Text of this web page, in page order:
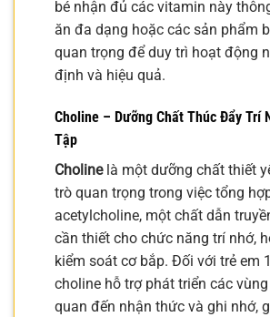
bé nhận đủ các vitamin này
ăn đa dạng hoặc các sản phẩm
quan trọng để duy trì hoạt động
định và hiệu quả.
Choline – Dưỡng Chất Thúc Đẩy Trí
Tập
Cholinelà một dưỡng chất thiết
trò quan trọng trong việc tổng
acetylcholine, một chất dẫn
cần thiết cho chức năng trí nhớ,
kiểm soát cơ bắp. Đối với trẻ em
choline hỗ trợ phát triển các
quan đến nhận thức và ghi nhớ,